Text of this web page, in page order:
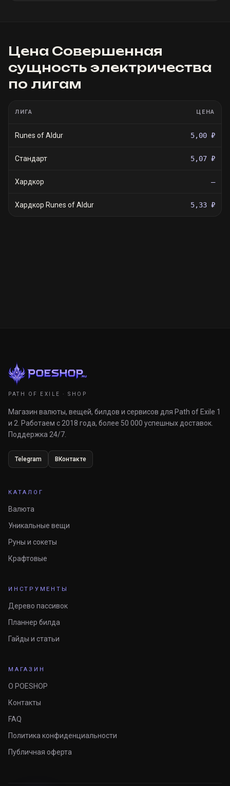
Цена Совершенная
сущность электричества
по лигам
ЛИГА ЦЕНА
Runes of Aldur 5,00 ₽
Стандарт 5,07 ₽
Хардкор —
Хардкор Runes of Aldur 5,33 ₽
PATH OF EXILE · SHOP
Магазин валюты, вещей, билдов и сервисов для Path of Exile 1
и 2. Работаем с 2018 года, более 50 000 успешных доставок.
Поддержка 24/7.
Telegram ВКонтакте
КАТАЛОГ
Валюта
Уникальные вещи
Руны и сокеты
Крафтовые
ИНСТРУМЕНТЫ
Дерево пассивок
Планнер билда
Гайды и статьи
МАГАЗИН
О POESHOP
Контакты
FAQ
Политика конфиденциальности
Публичная оферта